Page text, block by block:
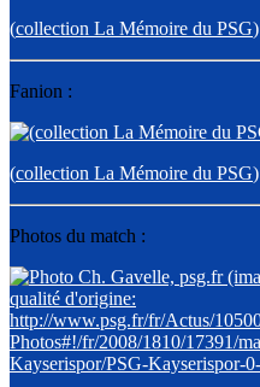
(collection La Mémoire du PSG)
Fanion :
(collection La Mémoire du PSG)
Photos du match :